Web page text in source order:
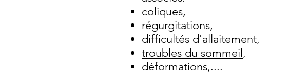
coliques,
régurgitations,
difficultés d'allaitement,
troubles du sommeil ,
déformations,....